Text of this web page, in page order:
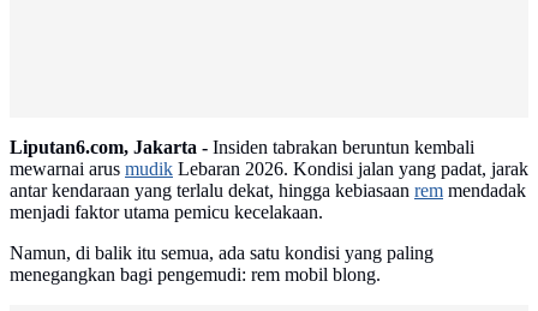
Liputan6.com, Jakarta - Insiden tabrakan beruntun kembali
mewarnai arus mudik Lebaran 2026. Kondisi jalan yang padat, jarak
antar kendaraan yang terlalu dekat, hingga kebiasaan rem mendadak
menjadi faktor utama pemicu kecelakaan.
Namun, di balik itu semua, ada satu kondisi yang paling
menegangkan bagi pengemudi: rem mobil blong.